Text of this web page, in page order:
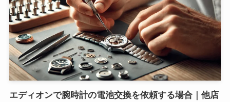
エディオンで腕時計の電池交換を依頼する場合｜他店